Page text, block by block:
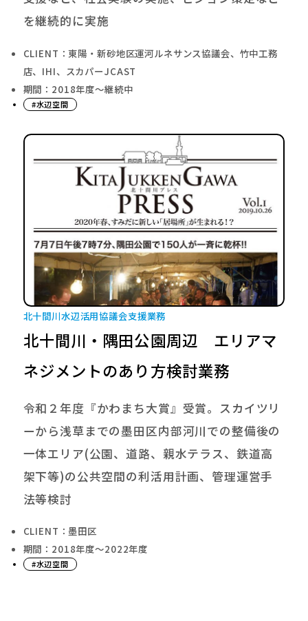
を継続的に実施
CLIENT：東陽・新砂地区運河ルネサンス協議会、竹中工務
店、IHI、スカパーJCAST
期間：2018年度〜継続中
#水辺空間
北十間川水辺活用協議会支援業務
北十間川・隅田公園周辺 エリアマ
ネジメントのあり方検討業務
令和２年度『かわまち大賞』受賞。スカイツリ
ーから浅草までの墨田区内部河川での整備後の
一体エリア(公園、道路、親水テラス、鉄道高
架下等)の公共空間の利活用計画、管理運営手
法等検討
CLIENT：墨田区
期間：2018年度〜2022年度
#水辺空間